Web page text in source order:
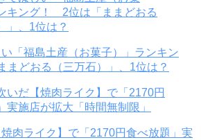
「福島土産（お菓子）」ランキン
どおる（三万石）」、1位は？
肉ライク】で「2170円食べ放題」実